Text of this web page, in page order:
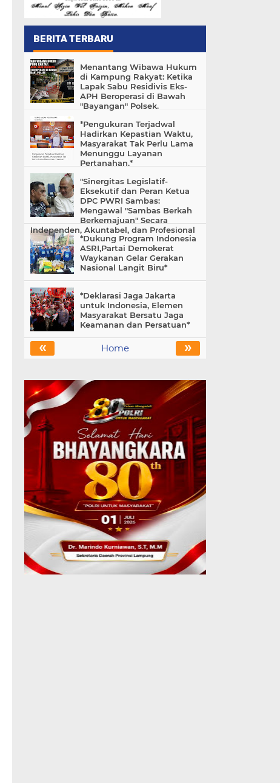
BERITA TERBARU
‎Menantang Wibawa Hukum
di Kampung Rakyat: Ketika
Lapak Sabu Residivis Eks-
APH Beroperasi di Bawah
"Bayangan" Polsek.
*Pengukuran Terjadwal
Hadirkan Kepastian Waktu,
Masyarakat Tak Perlu Lama
Menunggu Layanan
Pertanahan.*
"Sinergitas Legislatif-
Eksekutif dan Peran Ketua
DPC PWRI Sambas:
Mengawal "Sambas Berkah
Berkemajuan" Secara
Independen, Akuntabel, dan Profesional
*Dukung Program Indonesia
ASRI,Partai Demokerat
Waykanan Gelar Gerakan
Nasional Langit Biru*
*Deklarasi Jaga Jakarta
untuk Indonesia, Elemen
Masyarakat Bersatu Jaga
Keamanan dan Persatuan*
« »
Home